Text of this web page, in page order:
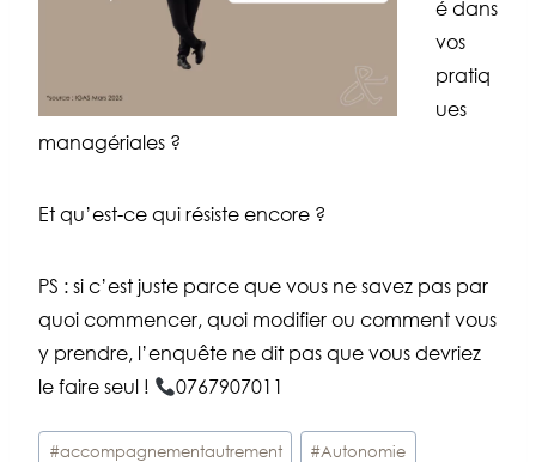
é dans
vos
pratiq
ues
managériales ?
Et qu’est-ce qui résiste encore ?
PS : si c’est juste parce que vous ne savez pas par
quoi commencer, quoi modifier ou comment vous
y prendre, l’enquête ne dit pas que vous devriez
le faire seul !
0767907011
Étiquettes
#accompagnementautrement #Autonomie